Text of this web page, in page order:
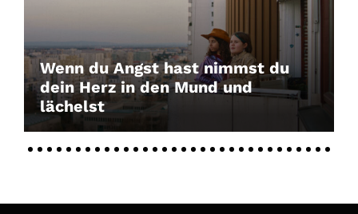
Wenn du Angst hast nimmst du
dein Herz in den Mund und
lächelst